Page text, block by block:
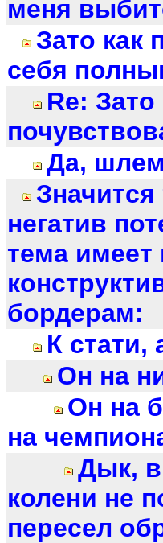
меня
Зато как
себя
Re:
Да,
Значится
негатив
тема
бордерам:
К стати,
Он на
Он на
на
Дык,
колени не
пересел